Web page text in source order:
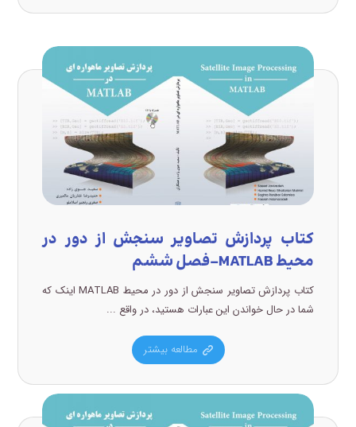
کتاب پردازش تصاویر سنجش از دور در
محیط MATLAB-فصل ششم
کتاب پردازش تصاویر سنجش از دور در محیط MATLAB اینک که
شما در حال خواندن این عبارات هستید، در واقع ...
مطالعه بیشتر